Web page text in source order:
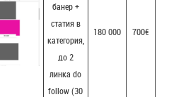
банер +
статия в
категория,
до 2
линка do
follow (30
180 000 700€